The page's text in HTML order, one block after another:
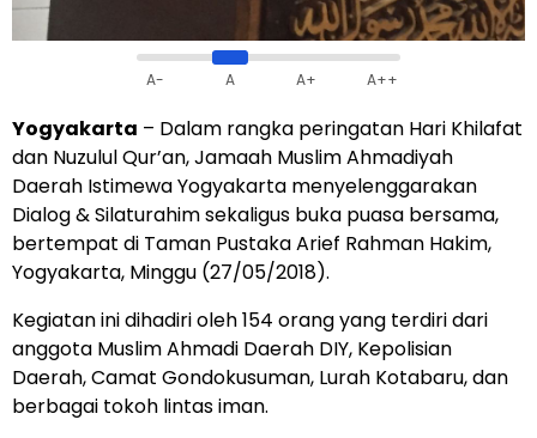
A- A A+ A++
Yogyakarta – Dalam rangka peringatan Hari Khilafat
dan Nuzulul Qur’an, Jamaah Muslim Ahmadiyah
Daerah Istimewa Yogyakarta menyelenggarakan
Dialog & Silaturahim sekaligus buka puasa bersama,
bertempat di Taman Pustaka Arief Rahman Hakim,
Yogyakarta, Minggu (27/05/2018).
Kegiatan ini dihadiri oleh 154 orang yang terdiri dari
anggota Muslim Ahmadi Daerah DIY, Kepolisian
Daerah, Camat Gondokusuman, Lurah Kotabaru, dan
berbagai tokoh lintas iman.